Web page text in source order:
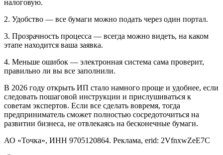
налоговую.
2. Удобство — все бумаги можно подать через один портал.
3. Прозрачность процесса — всегда можно видеть, на каком
этапе находится ваша заявка.
4. Меньше ошибок — электронная система сама проверит,
правильно ли вы все заполнили.
В 2026 году открыть ИП стало намного проще и удобнее, если
следовать пошаговой инструкции и прислушиваться к
советам экспертов. Если все сделать вовремя, тогда
предприниматель сможет полностью сосредоточиться на
развитии бизнеса, не отвлекаясь на бесконечные бумаги.
АО «Точка», ИНН 9705120864. Реклама, erid: 2VfnxwZeE7C